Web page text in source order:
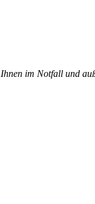
im Notfall und